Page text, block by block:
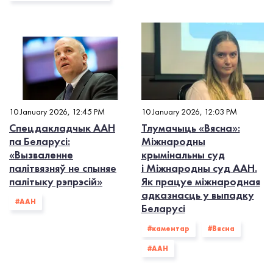
10 January 2026, 12:45 PM
Спецдакладчык ААН
па Беларусі:
«Вызваленне
палітвязняў не спыняе
палітыку рэпрэсій»
#ААН
10 January 2026, 12:03 PM
Тлумачыць «Вясна»:
Міжнародны
крымінальны суд
і Міжнародны суд ААН.
Як працуе міжнародная
адказнасць у выпадку
Беларусі
#каментар #Вясна
#ААН